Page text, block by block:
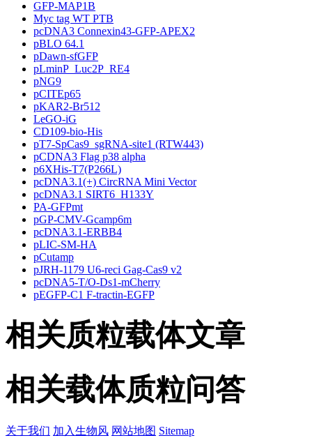
GFP-MAP1B
Myc tag WT PTB
pcDNA3 Connexin43-GFP-APEX2
pBLO 64.1
pDawn-sfGFP
pLminP_Luc2P_RE4
pNG9
pCITEp65
pKAR2-Br512
LeGO-iG
CD109-bio-His
pT7-SpCas9_sgRNA-site1 (RTW443)
pCDNA3 Flag p38 alpha
p6XHis-T7(P266L)
pcDNA3.1(+) CircRNA Mini Vector
pcDNA3.1 SIRT6_H133Y
PA-GFPmt
pGP-CMV-Gcamp6m
pcDNA3.1-ERBB4
pLIC-SM-HA
pCutamp
pJRH-1179 U6-reci Gag-Cas9 v2
pcDNA5-T/O-Ds1-mCherry
pEGFP-C1 F-tractin-EGFP
相关质粒载体文章
相关载体质粒问答
关于我们 加入生物风 网站地图 Sitemap